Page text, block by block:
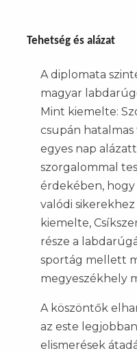
Tehetség és alázat
A diplomata
magyar
Mint kiemelte:
csupán
egyes nap
szorgalommal
érdekében,
valódi sikerekhez
kiemelte,
része a
sportág mellett
megyeszékhely
A köszöntők
az este
elismerések